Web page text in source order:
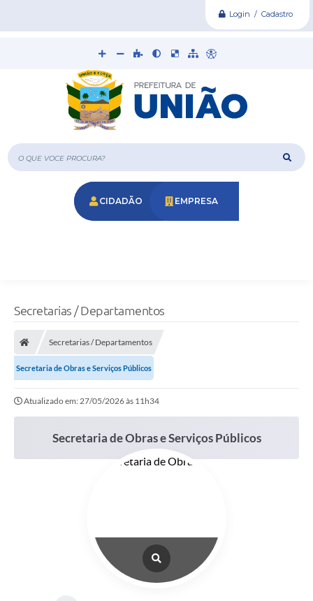
Login / Cadastro
O que voce procura?
CIDADÃO EMPRESA
Secretarias / Departamentos
Secretarias / Departamentos
Secretaria de Obras e Serviços Públicos
Atualizado em: 27/05/2026 às 11h34
Secretaria de Obras e Serviços Públicos